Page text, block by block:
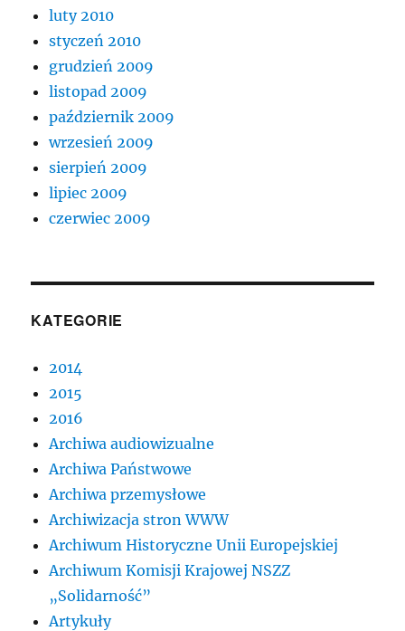
luty 2010
styczeń 2010
grudzień 2009
listopad 2009
październik 2009
wrzesień 2009
sierpień 2009
lipiec 2009
czerwiec 2009
KATEGORIE
2014
2015
2016
Archiwa audiowizualne
Archiwa Państwowe
Archiwa przemysłowe
Archiwizacja stron WWW
Archiwum Historyczne Unii Europejskiej
Archiwum Komisji Krajowej NSZZ
„Solidarność”
Artykuły